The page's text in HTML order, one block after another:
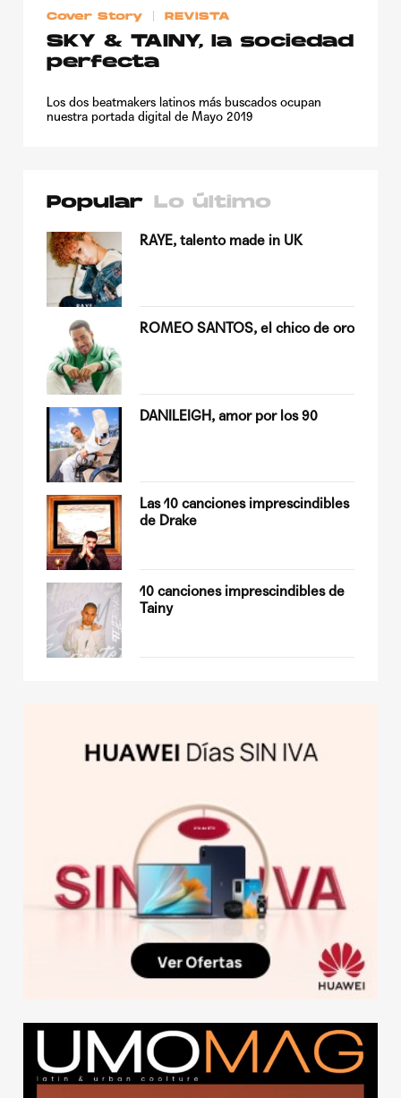
Cover Story REVISTA
SKY & TAINY, la sociedad
perfecta
Los dos beatmakers latinos más buscados ocupan
nuestra portada digital de Mayo 2019
Popular Lo último
RAYE, talento made in UK
ROMEO SANTOS, el chico de oro
DANILEIGH, amor por los 90
Las 10 canciones imprescindibles
de Drake
10 canciones imprescindibles de
Tainy